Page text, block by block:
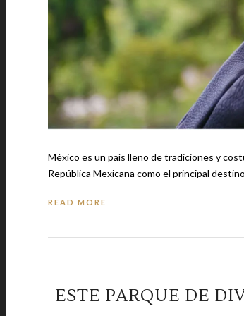
México es un país lleno de tradiciones y costumbres
República Mexicana como el principal
READ MORE
ESTE PARQUE DE